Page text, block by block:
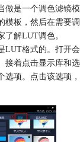
做是一个调色滤镜模
模板，然后在需要调
了解LUT调色。
LUT格式的。打开会
接着点击显示库和选
项。点击该选项，